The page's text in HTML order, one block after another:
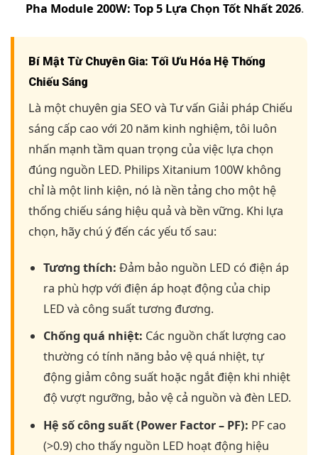
Pha Module 200W: Top 5 Lựa Chọn Tốt Nhất 2026.
Bí Mật Từ Chuyên Gia: Tối Ưu Hóa Hệ Thống
Chiếu Sáng
Là một chuyên gia SEO và Tư vấn Giải pháp Chiếu
sáng cấp cao với 20 năm kinh nghiệm, tôi luôn
nhấn mạnh tầm quan trọng của việc lựa chọn
đúng nguồn LED. Philips Xitanium 100W không
chỉ là một linh kiện, nó là nền tảng cho một hệ
thống chiếu sáng hiệu quả và bền vững. Khi lựa
chọn, hãy chú ý đến các yếu tố sau:
Tương thích: Đảm bảo nguồn LED có điện áp
ra phù hợp với điện áp hoạt động của chip
LED và công suất tương đương.
Chống quá nhiệt: Các nguồn chất lượng cao
thường có tính năng bảo vệ quá nhiệt, tự
động giảm công suất hoặc ngắt điện khi nhiệt
độ vượt ngưỡng, bảo vệ cả nguồn và đèn LED.
Hệ số công suất (Power Factor – PF): PF cao
(>0.9) cho thấy nguồn LED hoạt động hiệu